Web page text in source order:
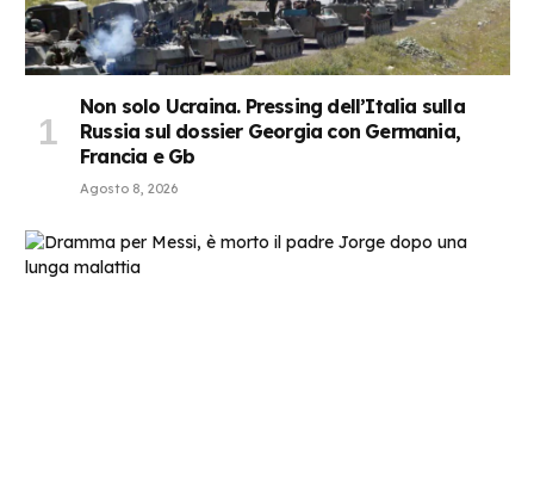
Non solo Ucraina. Pressing dell’Italia sulla
Russia sul dossier Georgia con Germania,
Francia e Gb
Agosto 8, 2026